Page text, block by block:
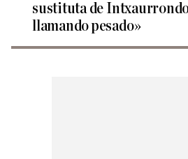
sustituta de
llamando pesado»